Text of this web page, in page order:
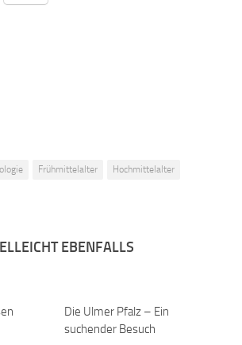
Frühmittelalter
Hochmittelalter
EBENFALLS
Die Ulmer Pfalz – Ein
suchender Besuch